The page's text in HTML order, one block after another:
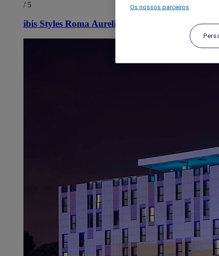
/ 5
ibis Styles Roma Aurelia
Os nossos parceiros